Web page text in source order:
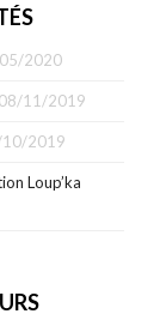
2020
08/11/2019
2019
Loup’ka